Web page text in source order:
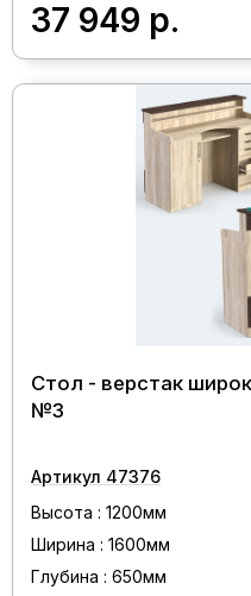
37 949 р.
Стол - верстак
№3
Артикул 47376
Высота : 1200мм
Ширина : 1600мм
Глубина : 650мм